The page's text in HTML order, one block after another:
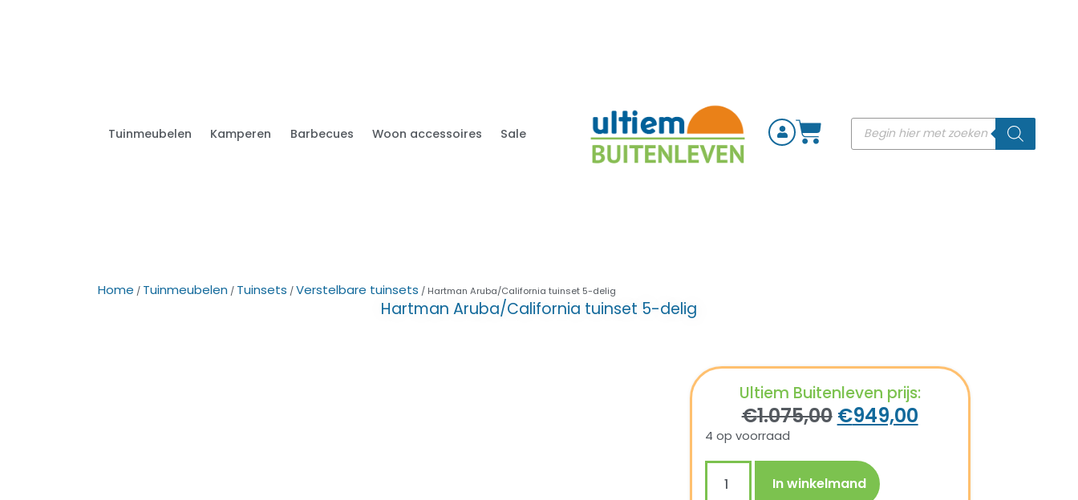
Tuinmeubelen Kamperen Barbecues Woon accessoires Sale
Home / Tuinmeubelen / Tuinsets /Verstelbare tuinsets / Hartman Aruba/California tuinset 5-delig
Hartman Aruba/California tuinset 5-delig
Ultiem Buitenleven prijs:
€1.075,00 €949,00
4 op voorraad
In winkelmand